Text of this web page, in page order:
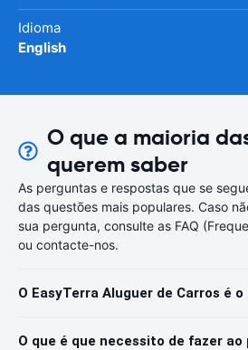
Idioma
English
O que a maioria
querem saber
As perguntas e respostas que se
das questões mais populares. Caso
sua pergunta, consulte as FAQ
ou contacte-nos.
O EasyTerra Aluguer de Carros é
O que é que necessito de fazer ao